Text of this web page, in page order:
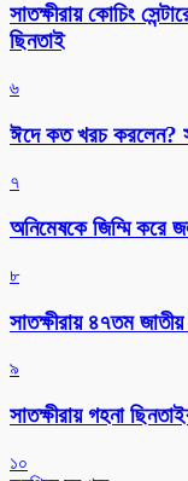
সাতক্ষীরায় কোচিং
ছিনতাই
৬
ঈদে কত খরচ করলেন?
৭
অনিমেষকে জিম্মি
৮
সাতক্ষীরায় ৪৭তম
৯
সাতক্ষীরায় গহনা
১০